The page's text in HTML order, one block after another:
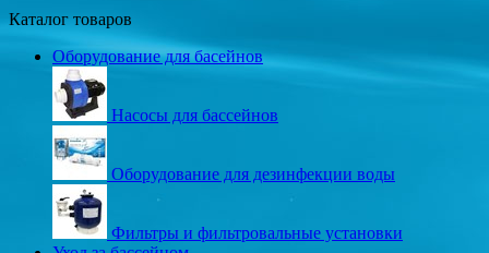
Каталог товаров
Оборудование для басейнов
Насосы для бассейнов
Оборудование для дезинфекции воды
Фильтры и фильтровальные установки